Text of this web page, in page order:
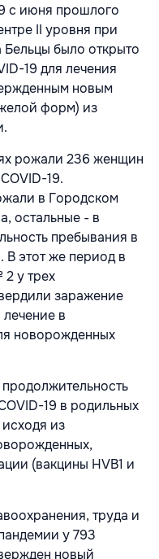
с июня прошлого
II уровня при
было открыто
19 для лечения
новым
форм) из
рожали 236 женщин
19.
в Городском
остальные - в
пребывания в
В этот же период в
у трех
заражение
в
новорожденных
19 в родильных
из
(вакцины HVB1 и
труда и
у 793
новый